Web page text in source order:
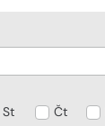
St Čt